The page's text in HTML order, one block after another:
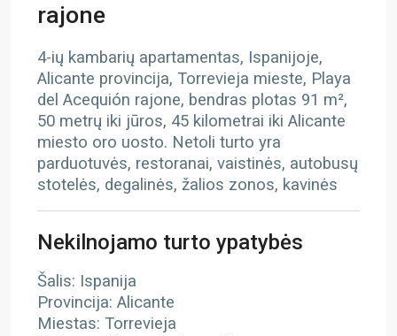
rajone
4-ių kambarių apartamentas, Ispanijoje,
Alicante provincija, Torrevieja mieste, Playa
del Acequión rajone, bendras plotas 91 m²,
50 metrų iki jūros, 45 kilometrai iki Alicante
miesto oro uosto. Netoli turto yra
parduotuvės, restoranai, vaistinės, autobusų
stotelės, degalinės, žalios zonos, kavinės
Nekilnojamo turto ypatybės
Šalis: Ispanija
Provincija: Alicante
Miestas: Torrevieja